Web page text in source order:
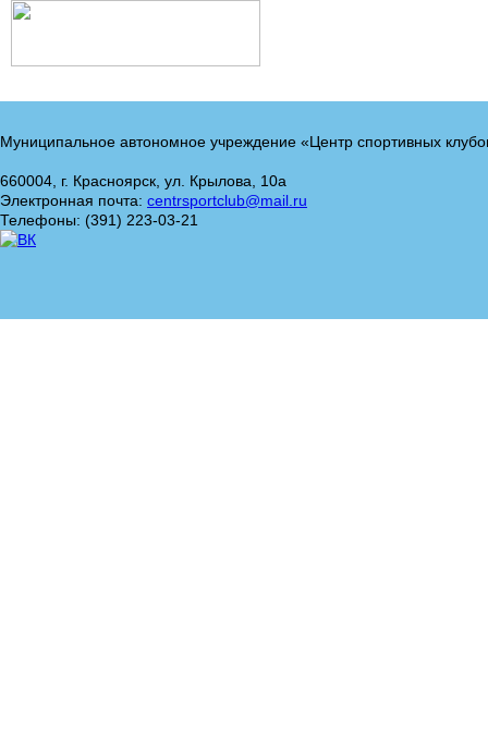
Муниципальное автономное учреждение «Центр спортивных
660004, г. Красноярск, ул. Крылова, 10а
Электронная почта: centrsportclub@mail.ru
Телефоны: (391) 223-03-21